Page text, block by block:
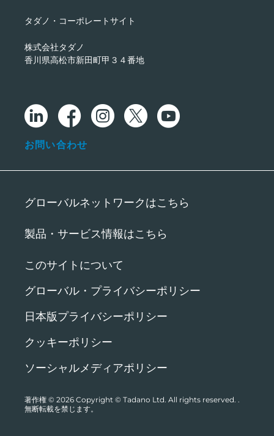
タダノ・コーポレートサイト
株式会社タダノ
香川県高松市新田町甲３４番地
お問い合わせ
グローバルネットワークはこちら
製品・サービス情報はこちら
このサイトについて
グローバル・プライバシーポリシー
日本版プライバシーポリシー
クッキーポリシー
ソーシャルメディアポリシー
著作権 © 2026 Copyright © Tadano Ltd. All rights reserved. .
無断転載を禁じます。